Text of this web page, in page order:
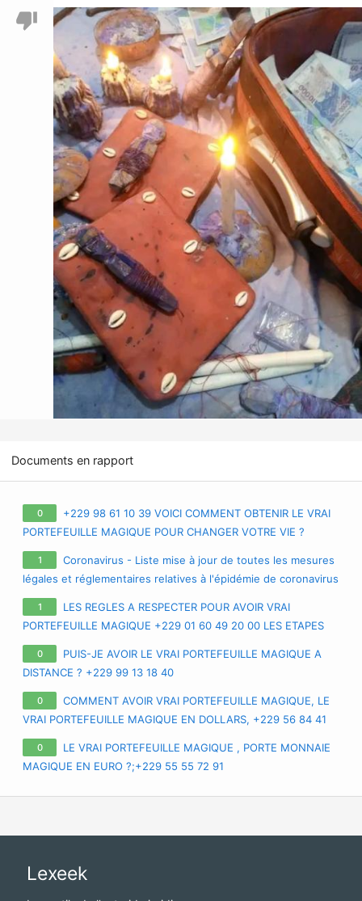
thumb_down
Documents en rapport
0
+229 98 61 10 39 VOICI COMMENT OBTENIR LE VRAI
PORTEFEUILLE MAGIQUE POUR CHANGER VOTRE VIE ?
APPRENEZ TOUS LES SECRETS SUR LE VRAI PORTE-FEUILLE
MAGIQUE EN FRANCE EURO
1
Coronavirus - Liste mise à jour de toutes les mesures
légales et réglementaires relatives à l'épidémie de coronavirus
/ covid-19 / sars-cov-2
1
LES REGLES A RESPECTER POUR AVOIR VRAI
PORTEFEUILLE MAGIQUE +229 01 60 49 20 00 LES ETAPES
POUR AVOIR LE VRAI PORTEFEUILLE MAGIQUE A DISTANCE
0
PUIS-JE AVOIR LE VRAI PORTEFEUILLE MAGIQUE A
DISTANCE ? +229 99 13 18 40
0
COMMENT AVOIR VRAI PORTEFEUILLE MAGIQUE, LE
VRAI PORTEFEUILLE MAGIQUE EN DOLLARS, +229 56 84 41
71 PORTEFEUILLE MAGIQUE EN EURO, VRAI PORTEFEUILLE
MAGIQUE EN FRANCE EUROPE
0
LE VRAI PORTEFEUILLE MAGIQUE , PORTE MONNAIE
MAGIQUE EN EURO ?;+229 55 55 72 91
Lexeek